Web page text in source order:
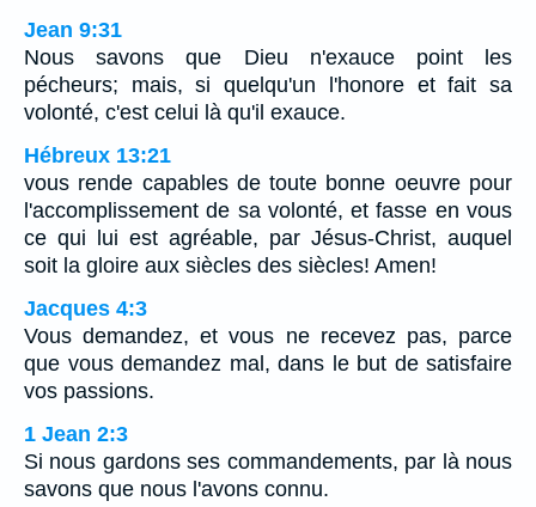
Jean 9:31
Nous savons que Dieu n'exauce point les
pécheurs; mais, si quelqu'un l'honore et fait sa
volonté, c'est celui là qu'il exauce.
Hébreux 13:21
vous rende capables de toute bonne oeuvre pour
l'accomplissement de sa volonté, et fasse en vous
ce qui lui est agréable, par Jésus-Christ, auquel
soit la gloire aux siècles des siècles! Amen!
Jacques 4:3
Vous demandez, et vous ne recevez pas, parce
que vous demandez mal, dans le but de satisfaire
vos passions.
1 Jean 2:3
Si nous gardons ses commandements, par là nous
savons que nous l'avons connu.